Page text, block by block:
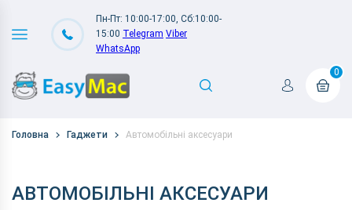
Пн-Пт: 10:00-17:00, Сб:10:00-
15:00 Telegram Viber
WhatsApp
0
Головна Гаджети Автомобільні аксесуари
АВТОМОБІЛЬНІ АКСЕСУАРИ